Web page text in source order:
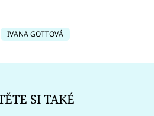
IVANA GOTTOVÁ
SI TAKÉ